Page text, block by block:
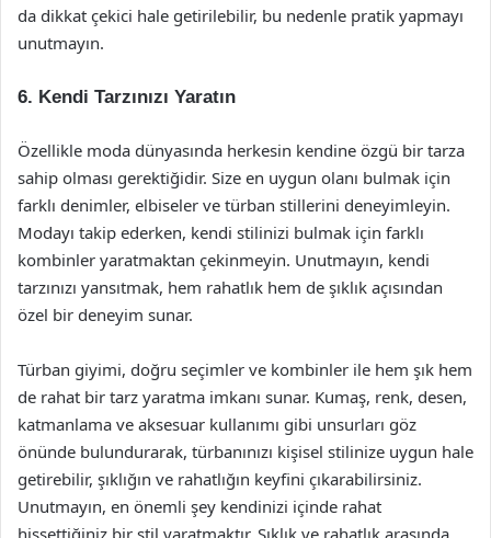
da dikkat çekici hale getirilebilir, bu nedenle pratik yapmayı
unutmayın.
6. Kendi Tarzınızı Yaratın
Özellikle moda dünyasında herkesin kendine özgü bir tarza
sahip olması gerektiğidir. Size en uygun olanı bulmak için
farklı denimler, elbiseler ve türban stillerini deneyimleyin.
Modayı takip ederken, kendi stilinizi bulmak için farklı
kombinler yaratmaktan çekinmeyin. Unutmayın, kendi
tarzınızı yansıtmak, hem rahatlık hem de şıklık açısından
özel bir deneyim sunar.
Türban giyimi, doğru seçimler ve kombinler ile hem şık hem
de rahat bir tarz yaratma imkanı sunar. Kumaş, renk, desen,
katmanlama ve aksesuar kullanımı gibi unsurları göz
önünde bulundurarak, türbanınızı kişisel stilinize uygun hale
getirebilir, şıklığın ve rahatlığın keyfini çıkarabilirsiniz.
Unutmayın, en önemli şey kendinizi içinde rahat
hissettiğiniz bir stil yaratmaktır. Şıklık ve rahatlık arasında